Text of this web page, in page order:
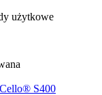
użytkowe
S400